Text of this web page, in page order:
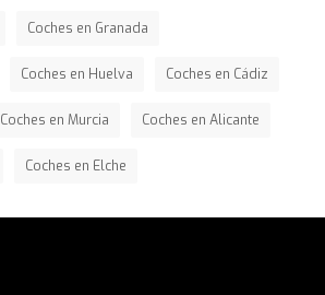
Coches en Granada
Coches en Huelva Coches en Cádiz
Coches en Murcia Coches en Alicante
Coches en Elche